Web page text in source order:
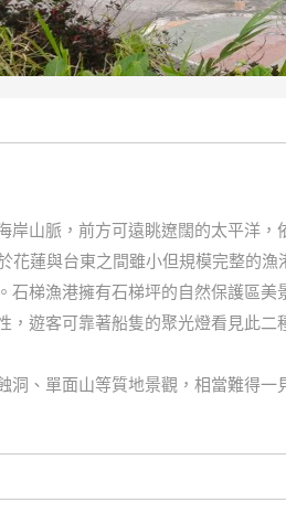
山脈，前方可遠眺遼闊的太平洋
花蓮與台東之間雖小但規模完整的漁
梯漁港擁有石梯坪的自然保護區
遊客可靠著船隻的聚光燈看見此
、單面山等質地景觀，相當難得